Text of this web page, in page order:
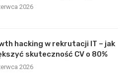
2026
hacking w rekrutacji IT – jak
skuteczność CV o 80%
2026